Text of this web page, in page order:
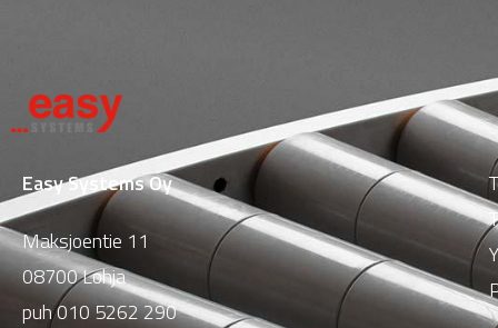
Easy Systems Oy
Maksjoentie 11
08700 Lohja
puh010 5262 290